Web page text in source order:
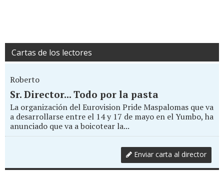
Cartas de los lectores
Roberto
Sr. Director... Todo por la pasta
La organización del Eurovision Pride Maspalomas que va
a desarrollarse entre el 14 y 17 de mayo en el Yumbo, ha
anunciado que va a boicotear la...
Enviar carta al director